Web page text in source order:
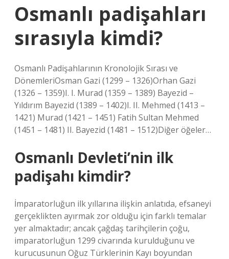
Osmanlı padişahları
sırasıyla kimdi?
Osmanlı Padişahlarının Kronolojik Sırası ve
DönemleriOsman Gazi (1299 – 1326)Orhan Gazi
(1326 – 1359)I. I. Murad (1359 – 1389) Bayezid –
Yıldırım Bayezid (1389 – 1402)I. II. Mehmed (1413 –
1421) Murad (1421 – 1451) Fatih Sultan Mehmed
(1451 – 1481) II. Bayezid (1481 – 1512)Diğer öğeler…
Osmanlı Devleti’nin ilk
padişahı kimdir?
İmparatorluğun ilk yıllarına ilişkin anlatıda, efsaneyi
gerçeklikten ayırmak zor olduğu için farklı temalar
yer almaktadır; ancak çağdaş tarihçilerin çoğu,
imparatorluğun 1299 civarında kurulduğunu ve
kurucusunun Oğuz Türklerinin Kayı boyundan